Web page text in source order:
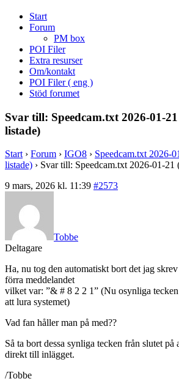
Start
Forum
PM box
POI Filer
Extra resurser
Om/kontakt
POI Filer ( eng )
Stöd forumet
Svar till: Speedcam.txt 2026-01-
listade)
Start › Forum › IGO8 › Speedcam.txt 2026-
listade) › Svar till: Speedcam.txt 2026-01-
9 mars, 2026 kl. 11:39 #2573
Tobbe
Deltagare
Ha, nu tog den automatiskt bort det jag
förra meddelandet
vilket var: ”& # 8 2 2 1” (Nu osynliga
att lura systemet)
Vad fan håller man på med??
Så ta bort dessa synliga tecken från slutet på
direkt till inlägget.
/Tobbe